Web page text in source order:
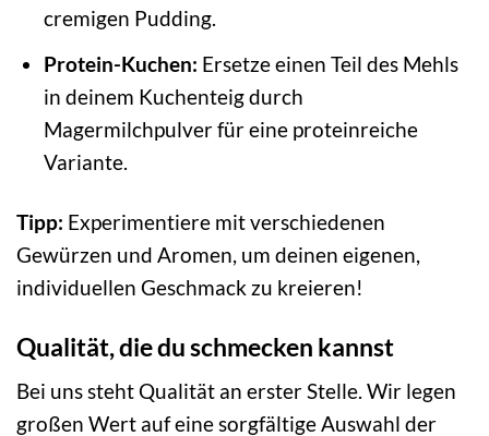
cremigen Pudding.
Protein-Kuchen: Ersetze einen Teil des Mehls
in deinem Kuchenteig durch
Magermilchpulver für eine proteinreiche
Variante.
Tipp: Experimentiere mit verschiedenen
Gewürzen und Aromen, um deinen eigenen,
individuellen Geschmack zu kreieren!
Qualität, die du schmecken kannst
Bei uns steht Qualität an erster Stelle. Wir legen
großen Wert auf eine sorgfältige Auswahl der